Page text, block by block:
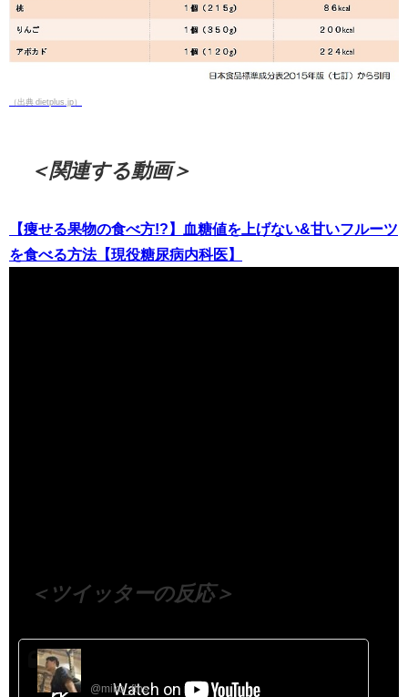
（出典 dietplus.jp）
＜関連する動画＞
【痩せる果物の食べ方!?】血糖値を上げない&甘いフルーツ
を食べる方法【現役糖尿病内科医】
＜ツイッターの反応＞
@miko_ftns